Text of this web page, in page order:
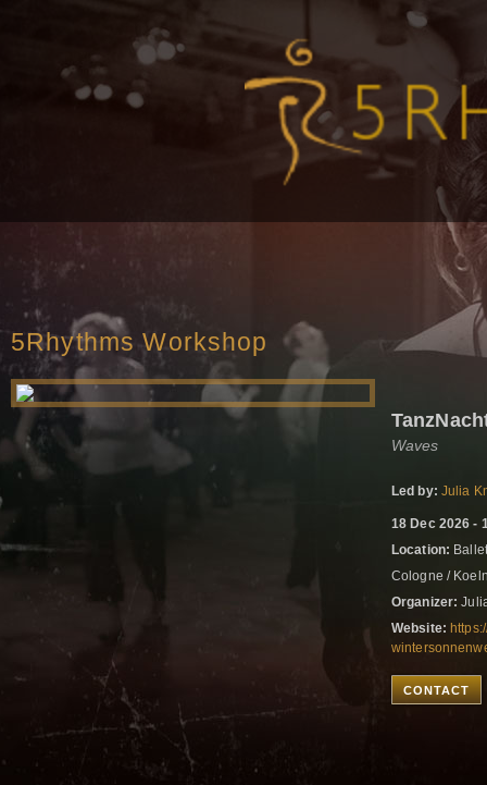
5Rhythms Workshop
Waves
Led by: Julia
18 Dec 2026 -
Location:
Cologne /
Organizer:
Website:
CONTACT